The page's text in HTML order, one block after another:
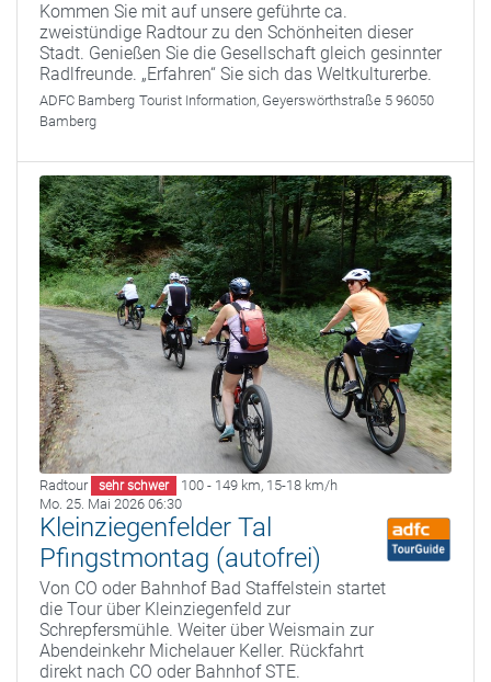
Kommen Sie mit auf unsere geführte ca.
zweistündige Radtour zu den Schönheiten dieser
Stadt. Genießen Sie die Gesellschaft gleich gesinnter
Radlfreunde. „Erfahren“ Sie sich das Weltkulturerbe.
ADFC Bamberg Tourist Information, Geyerswörthstraße 5 96050
Bamberg
Radtour sehr schwer 100 - 149 km, 15-18 km/h
Mo. 25. Mai 2026 06:30
Kleinziegenfelder Tal
Pfingstmontag (autofrei)
Von CO oder Bahnhof Bad Staffelstein startet
die Tour über Kleinziegenfeld zur
Schrepfersmühle. Weiter über Weismain zur
Abendeinkehr Michelauer Keller. Rückfahrt
direkt nach CO oder Bahnhof STE.